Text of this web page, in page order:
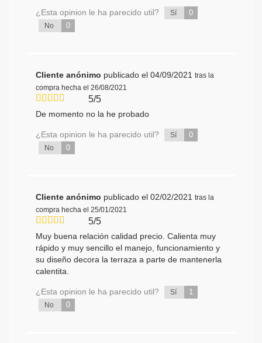
¿Esta opinion le ha parecido util? Sí 0
No 0
Cliente anónimo publicado el 04/09/2021 tras la
compra hecha el 26/08/2021
5/5
De momento no la he probado
¿Esta opinion le ha parecido util? Sí 0
No 0
Cliente anónimo publicado el 02/02/2021 tras la
compra hecha el 25/01/2021
5/5
Muy buena relación calidad precio. Calienta muy
rápido y muy sencillo el manejo, funcionamiento y
su diseño decora la terraza a parte de mantenerla
calentita.
¿Esta opinion le ha parecido util? Sí 1
No 0